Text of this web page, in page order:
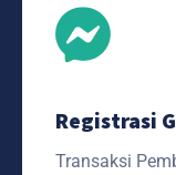
Registrasi
Transaksi